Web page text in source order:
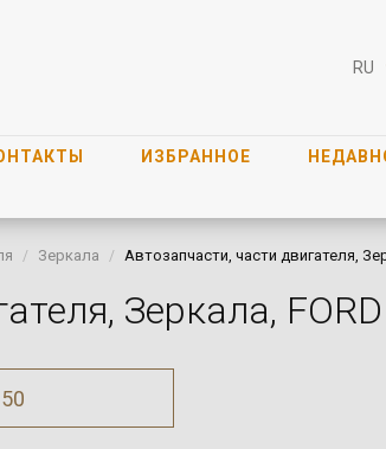
RU
ИЗБРАННОЕ
Зеркала Автозапчасти, части двигателя,
Зеркала, FORD